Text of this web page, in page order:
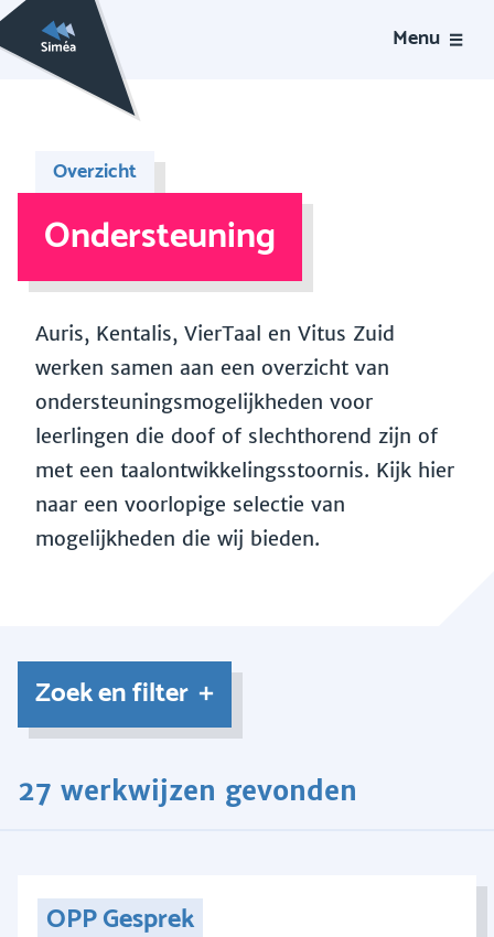
Menu
Overzicht
Ondersteuning
Auris, Kentalis, VierTaal en Vitus Zuid
werken samen aan een overzicht van
ondersteuningsmogelijkheden voor
leerlingen die doof of slechthorend zijn of
met een taalontwikkelingsstoornis. Kijk hier
naar een voorlopige selectie van
mogelijkheden die wij bieden.
Zoek en filter
27 werkwijzen gevonden
OPP Gesprek